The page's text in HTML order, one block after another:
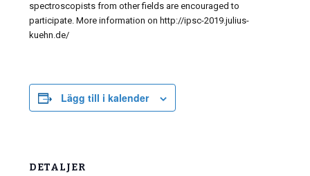
spectroscopists from other fields are encouraged to
participate. More information on http://ipsc-2019.julius-
kuehn.de/
Lägg till i kalender
DETALJER